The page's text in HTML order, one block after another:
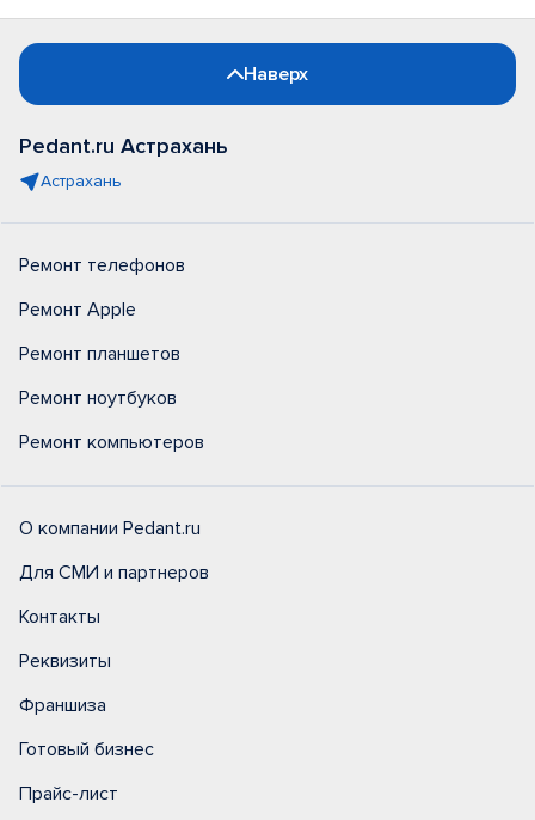
Наверх
Pedant.ru Астрахань
Астрахань
Ремонт телефонов
Ремонт Apple
Ремонт планшетов
Ремонт ноутбуков
Ремонт компьютеров
О компании Pedant.ru
Для СМИ и партнеров
Контакты
Реквизиты
Франшиза
Готовый бизнес
Прайс-лист